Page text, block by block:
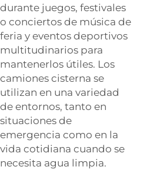
durante juegos, festivales
o conciertos de música de
feria y eventos deportivos
multitudinarios para
mantenerlos útiles. Los
camiones cisterna se
utilizan en una variedad
de entornos, tanto en
situaciones de
emergencia como en la
vida cotidiana cuando se
necesita agua limpia.